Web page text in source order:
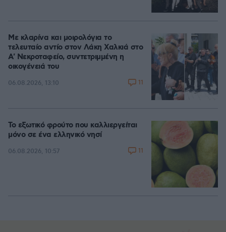
Με κλαρίνα και μοιρολόγια το
τελευταίο αντίο στον Λάκη Χαλκιά στο
A' Νεκροταφείο, συντετριμμένη η
οικογένειά του
06.08.2026, 13:10 11
Το εξωτικό φρούτο που καλλιεργείται
μόνο σε ένα ελληνικό νησί
06.08.2026, 10:57 11